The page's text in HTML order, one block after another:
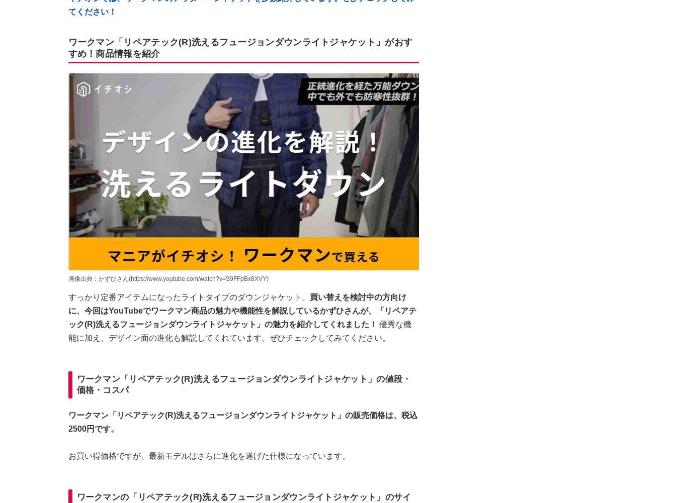
てください！
ワークマン「リペアテック(R)洗えるフュージョンダウンライトジャケット」がおす
すめ！商品情報を紹介
画像出典：かずひさん(https://www.youtube.com/watch?v=S9FFpBx8XVY)
すっかり定番アイテムになったライトタイプのダウンジャケット。 買い替えを検討中の方向け
に、今回はYouTubeでワークマン商品の魅力や機能性を解説しているかずひさんが、「リペアテ
ック(R)洗えるフュージョンダウンライトジャケット」の魅力を紹介してくれました！ 優秀な機
能に加え、デザイン面の進化も解説してくれています。ぜひチェックしてみてください。
ワークマン「リペアテック(R)洗えるフュージョンダウンライトジャケット」の値段・
価格・コスパ
ワークマン「リペアテック(R)洗えるフュージョンダウンライトジャケット」の販売価格は、税込
2500円です。
お買い得価格ですが、最新モデルはさらに進化を遂げた仕様になっています。
ワークマンの「リペアテック(R)洗えるフュージョンダウンライトジャケット」のサイ